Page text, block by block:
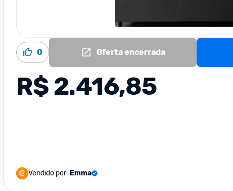
0 Oferta encerrada
R$ 2.416,85
Vendido por: Emma